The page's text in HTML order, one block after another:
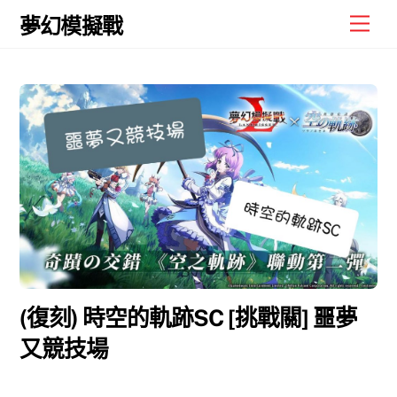
Skip
夢幻模擬戰
(復刻) 時空的軌跡SC [挑戰關] 噩夢
又競技場